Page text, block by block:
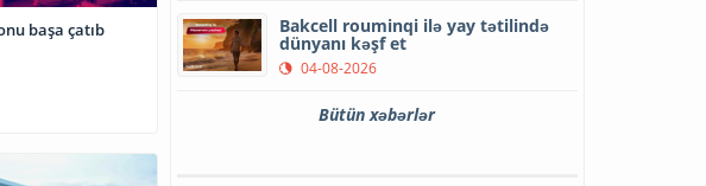
başa çatıb Bakcell rouminqi ilə yay tətilində
dünyanı kəşf et
04-08-2026
Bütün xəbərlər